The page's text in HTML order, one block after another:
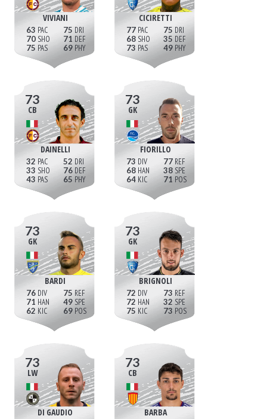
VIVIANI
63
70
75
75
71
69
CICIRETTI
77
68
73
75
35
49
73
CB
DAINELLI
32
33
43
52
76
65
73
GK
FIORILLO
73
68
64
77
38
71
73
GK
BARDI
76
71
62
75
49
69
73
GK
BRIGNOLI
72
72
75
73
32
73
73
LW
DI GAUDIO
73
CB
BARBA